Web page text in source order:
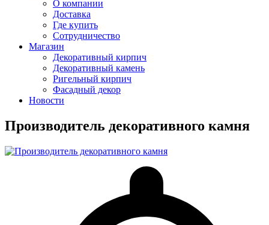
О компании
Доставка
Где купить
Сотрудничество
Магазин
Декоративный кирпич
Декоративный камень
Ригельный кирпич
Фасадный декор
Новости
Производитель декоративного камня